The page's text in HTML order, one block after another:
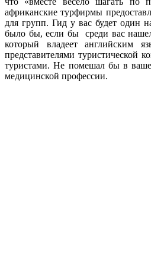
африканские турфирмы
для групп. Гид у вас будет один
было бы, если бы среди вас
который владеет английским
представителями туристической
туристами. Не помешал бы в
медицинской профессии.